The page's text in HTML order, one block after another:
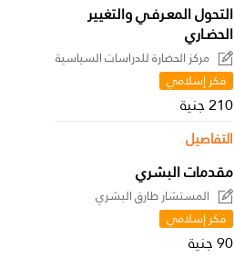
التحول المعـرفـي والتغيير
الحضـاري
مركز الحضارة للدراسات السياسية
فكر إسلامي
210 جنية
التفاصيل
مقدمات البشري
المستشار طارق البشري
فكر إسلامي
90 جنية